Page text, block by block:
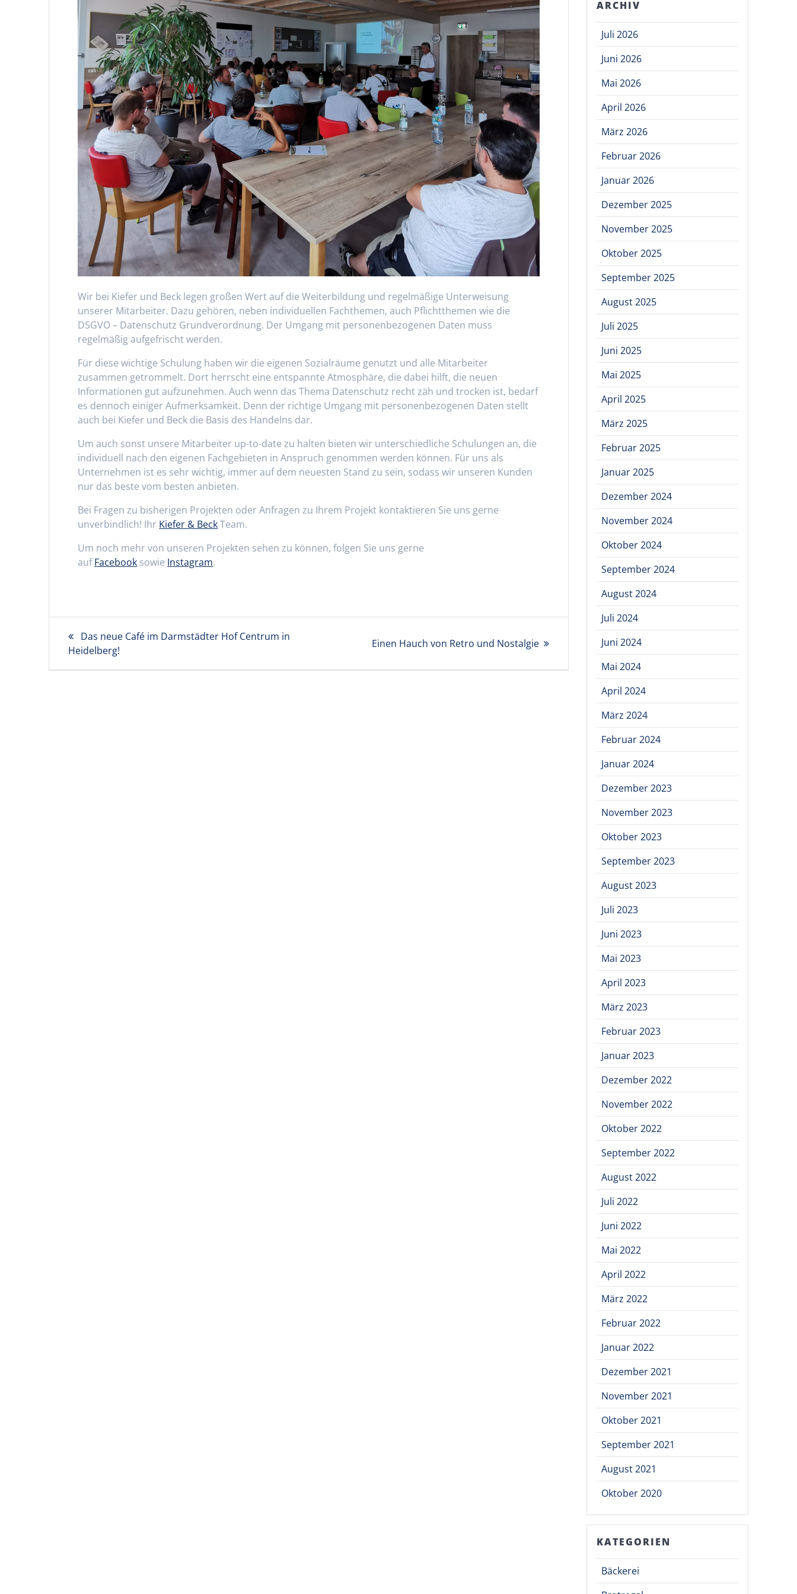
Wir bei Kiefer und Beck legen großen Wert auf die Weiterbildung und regelmäßige Unterweisung
unserer Mitarbeiter. Dazu gehören, neben individuellen Fachthemen, auch Pflichtthemen wie die
DSGVO – Datenschutz Grundverordnung. Der Umgang mit personenbezogenen Daten muss
regelmäßig aufgefrischt werden.
Für diese wichtige Schulung haben wir die eigenen Sozialräume genutzt und alle Mitarbeiter
zusammen getrommelt. Dort herrscht eine entspannte Atmosphäre, die dabei hilft, die neuen
Informationen gut aufzunehmen. Auch wenn das Thema Datenschutz recht zäh und trocken ist, bedarf
es dennoch einiger Aufmerksamkeit. Denn der richtige Umgang mit personenbezogenen Daten stellt
auch bei Kiefer und Beck die Basis des Handelns dar.
Um auch sonst unsere Mitarbeiter up-to-date zu halten bieten wir unterschiedliche Schulungen an, die
individuell nach den eigenen Fachgebieten in Anspruch genommen werden können. Für uns als
Unternehmen ist es sehr wichtig, immer auf dem neuesten Stand zu sein, sodass wir unseren Kunden
nur das beste vom besten anbieten.
Bei Fragen zu bisherigen Projekten oder Anfragen zu Ihrem Projekt kontaktieren Sie uns gerne
unverbindlich! Ihr Kiefer & BeckTeam.
Um noch mehr von unseren Projekten sehen zu können, folgen Sie uns gerne
aufFacebook sowie Instagram.
Beitragsnavigation
Vorheriger
Beitrag:
Das neue Café im Darmstädter Hof Centrum in
Heidelberg!
Nächster
Einen Hauch von Retro und Nostalgie
ARCHIV
Juli 2026
Juni 2026
Mai 2026
April 2026
März 2026
Februar 2026
Januar 2026
Dezember 2025
November 2025
Oktober 2025
September 2025
August 2025
Juli 2025
Juni 2025
Mai 2025
April 2025
März 2025
Februar 2025
Januar 2025
Dezember 2024
November 2024
Oktober 2024
September 2024
August 2024
Juli 2024
Juni 2024
Mai 2024
April 2024
März 2024
Februar 2024
Januar 2024
Dezember 2023
November 2023
Oktober 2023
September 2023
August 2023
Juli 2023
Juni 2023
Mai 2023
April 2023
März 2023
Februar 2023
Januar 2023
Dezember 2022
November 2022
Oktober 2022
September 2022
August 2022
Juli 2022
Juni 2022
Mai 2022
April 2022
März 2022
Februar 2022
Januar 2022
Dezember 2021
November 2021
Oktober 2021
September 2021
August 2021
Oktober 2020
KATEGORIEN
Bäckerei